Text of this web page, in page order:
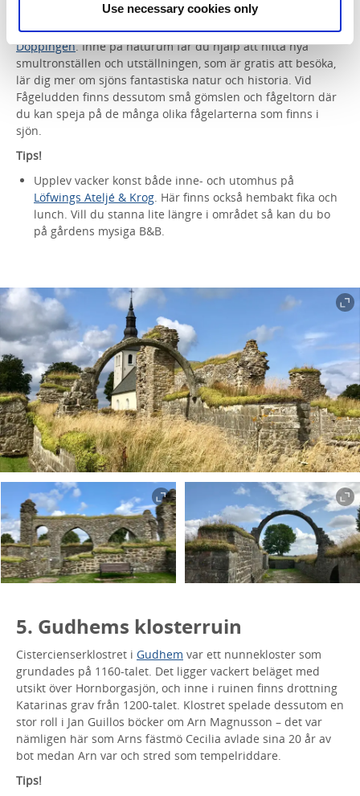
Use necessary cookies only
Fågeludden det bästa stället att utgå ifrån. Här på sjöns
östra sida finner du både naturum Hornborgasjön ochCafé
Doppingen. Inne på naturum får du hjälp att hitta nya
smultronställen och utställningen, som är gratis att besöka,
lär dig mer om sjöns fantastiska natur och historia. Vid
Fågeludden finns dessutom små gömslen och fågeltorn där
du kan speja på de många olika fågelarterna som finns i
sjön.
Tips!
Upplev vacker konst både inne- och utomhus på
Löfwings Ateljé & Krog. Här finns också hembakt fika och
lunch. Vill du stanna lite längre i området så kan du bo
på gårdens mysiga B&B.
5. Gudhems klosterruin
Cistercienserklostret i Gudhem var ett nunnekloster som
grundades på 1160-talet. Det ligger vackert beläget med
utsikt över Hornborgasjön, och inne i ruinen finns drottning
Katarinas grav från 1200-talet. Klostret spelade dessutom en
stor roll i Jan Guillos böcker om Arn Magnusson – det var
nämligen här som Arns fästmö Cecilia avlade sina 20 år av
bot medan Arn var och stred som tempelriddare.
Tips!